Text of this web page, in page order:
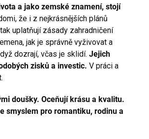
a jako zemské znamení, stojí
že i z nejkrásnějších plánů
uplatňují zásady zahradničení
jak je správně vyživovat a
dozrají, včas je sklidí. Jejich
zisků a investic. V práci a
doušky. Oceňují krásu a kvalitu.
smyslem pro romantiku, rodinu a